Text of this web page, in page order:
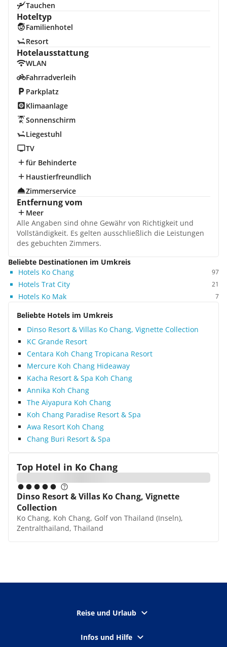
Tauchen
Hoteltyp
Familienhotel
Resort
Hotelausstattung
WLAN
Fahrradverleih
Parkplatz
Klimaanlage
Sonnenschirm
Liegestuhl
TV
für Behinderte
Haustierfreundlich
Zimmerservice
Entfernung vom
Meer
Alle Angaben sind ohne Gewähr von Richtigkeit und
Vollständigkeit. Es gelten ausschließlich die Leistungen
des gebuchten Zimmers.
Beliebte Destinationen im Umkreis
Hotels Ko Chang
97
Hotels Trat City 21
Hotels Ko Mak 7
Beliebte Hotels im Umkreis
Dinso Resort & Villas Ko Chang, Vignette Collection
KC Grande Resort
Centara Koh Chang Tropicana Resort
Mercure Koh Chang Hideaway
Kacha Resort & Spa Koh Chang
Annika Koh Chang
The Aiyapura Koh Chang
Koh Chang Paradise Resort & Spa
Awa Resort Koh Chang
Chang Buri Resort & Spa
Top Hotel in Ko Chang
Dinso Resort & Villas Ko Chang, Vignette
Collection
Ko Chang, Koh Chang, Golf von Thailand (Inseln),
Zentralthailand, Thailand
Reise und Urlaub
Infos und Hilfe